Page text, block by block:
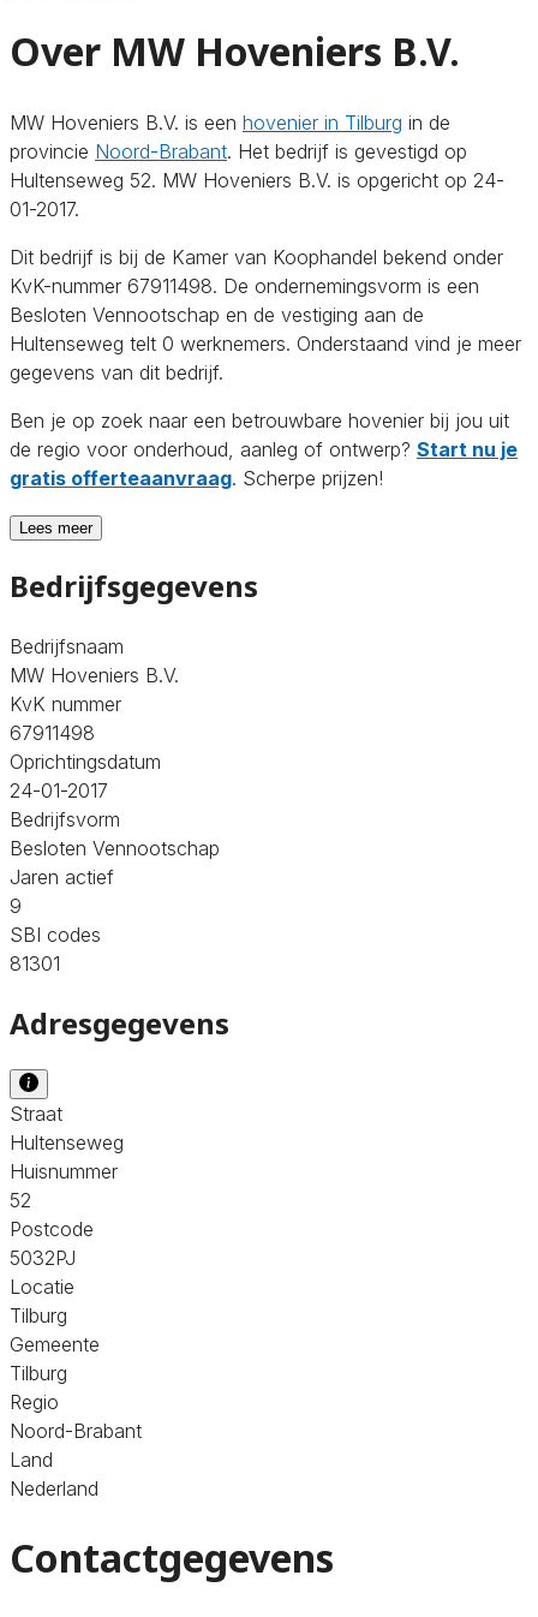
Over MW Hoveniers B.V.
MW Hoveniers B.V. is een hovenier in Tilburg in de
provincie Noord-Brabant. Het bedrijf is gevestigd op
Hultenseweg 52. MW Hoveniers B.V. is opgericht op 24-
01-2017.
Dit bedrijf is bij de Kamer van Koophandel bekend onder
KvK-nummer 67911498. De ondernemingsvorm is een
Besloten Vennootschap en de vestiging aan de
Hultenseweg telt 0 werknemers. Onderstaand vind je meer
gegevens van dit bedrijf.
Ben je op zoek naar een betrouwbare hovenier bij jou uit
de regio voor onderhoud, aanleg of ontwerp? Start nu je
gratis offerteaanvraag. Scherpe prijzen!
Lees meer
Bedrijfsgegevens
Bedrijfsnaam
MW Hoveniers B.V.
KvK nummer
67911498
Oprichtingsdatum
24-01-2017
Bedrijfsvorm
Besloten Vennootschap
Jaren actief
9
SBI codes
81301
Adresgegevens
Straat
Hultenseweg
Huisnummer
52
Postcode
5032PJ
Locatie
Tilburg
Gemeente
Tilburg
Regio
Noord-Brabant
Land
Nederland
Contactgegevens